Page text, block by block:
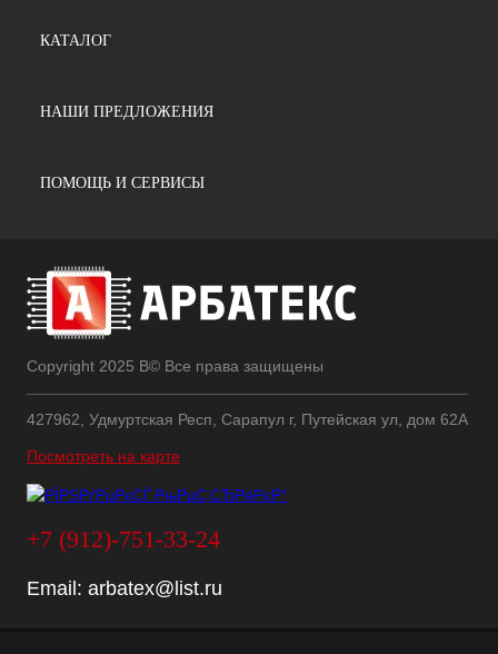
КАТАЛОГ
НАШИ ПРЕДЛОЖЕНИЯ
ПОМОЩЬ И СЕРВИСЫ
Copyright 2025 В© Все права защищены
427962, Удмуртская Респ, Сарапул г, Путейская ул, дом 62А
Посмотреть на карте
+7 (912)-751-33-24
Email: arbatex@list.ru